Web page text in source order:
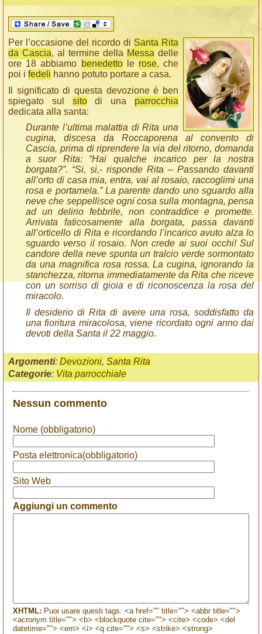
Per l’occasione del ricordo di Santa Rita
da Cascia, al termine della Messa delle
ore 18 abbiamo benedettole rose, che
poi i fedeli hanno potuto portare a casa.
Il significato di questa devozione è ben
spiegato sul sitodi una parrocchia
dedicata alla santa:
Durante l’ultima malattia di Rita una
cugina, discesa da Roccaporena al convento di
Cascia, prima di riprendere la via del ritorno, domanda
a suor Rita: “Hai qualche incarico per la nostra
borgata?”. “Si, si,- risponde Rita – Passando davanti
all’orto di casa mia, entra, vai al rosaio, raccoglimi una
rosa e portamela.” La parente dando uno sguardo alla
neve che seppellisce ogni cosa sulla montagna, pensa
ad un delirio febbrile, non contraddice e promette.
Arrivata faticosamente alla borgata, passa davanti
all’orticello di Rita e ricordando l’incarico avuto alza lo
sguardo verso il rosaio. Non crede ai suoi occhi! Sul
candore della neve spunta un tralcio verde sormontato
da una magnifica rosa rossa. La cugina, ignorando la
stanchezza, ritorna immediatamente da Rita che riceve
con un sorriso di gioia e di riconoscenza la rosa del
miracolo.
Il desiderio di Rita di avere una rosa, soddisfatto da
una fioritura miracolosa, viene ricordato ogni anno dai
devoti della Santa il 22 maggio.
Argomenti: Devozioni, Santa Rita
Categorie: Vita parrocchiale
Nessun commento
Nome (obbligatorio)
Posta elettronica(obbligatorio)
Sito Web
Aggiungi un commento
XHTML: Puoi usare questi tags: <a href="" title=""> <abbr title="">
<acronym title=""> <b> <blockquote cite=""> <cite> <code> <del
datetime=""> <em> <i> <q cite=""> <s> <strike> <strong>